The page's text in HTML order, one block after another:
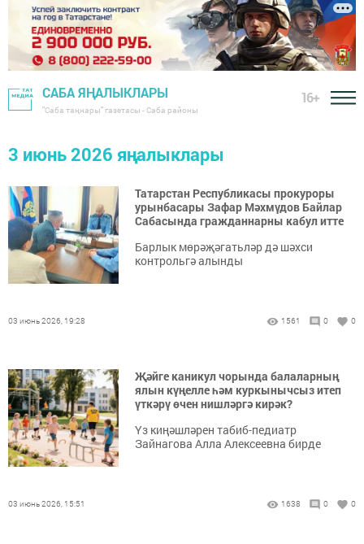
САБА ЯҢАЛЫКЛАРЫ
"Саба таңнары" газетасы - Саба районы
16+
3 июнь 2026 яңалыклары
Татарстан Республикасы прокуроры
урынбасары Зафар Мәхмүдов Байлар
Сабасында гражданнарны кабул итте
Барлык мөрәҗәгатьләр дә шәхси
контрольгә алынды
03 июнь 2026, 19:28 1561 0 0
Җәйге каникул чорында балаларның
ялын күңелле һәм куркынычсыз итеп
үткәрү өчен нишләргә кирәк?
Үз киңәшләрен табиб-педиатр
Зайнагова Алла Алексеевна бирде
03 июнь 2026, 15:51 1638 0 0